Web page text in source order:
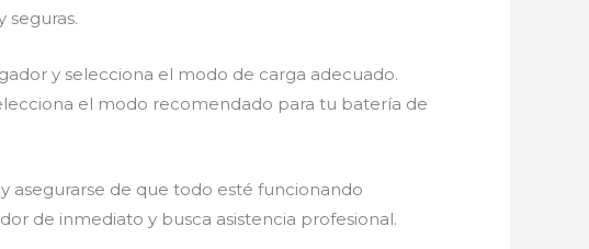
seguras.
y selecciona el modo de carga adecuado.
el modo recomendado para tu batería de
asegurarse de que todo esté funcionando
de inmediato y busca asistencia profesional.